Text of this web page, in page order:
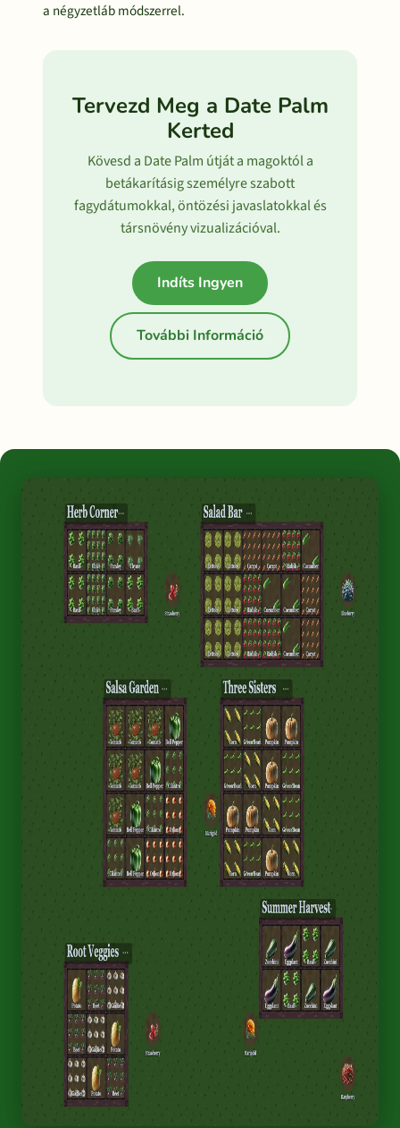
a négyzetláb módszerrel.
Tervezd Meg a Date Palm
Kerted
Kövesd a Date Palm útját a magoktól a
betákarításig személyre szabott
fagydátumokkal, öntözési javaslatokkal és
társnövény vizualizációval.
Indíts Ingyen
További Információ